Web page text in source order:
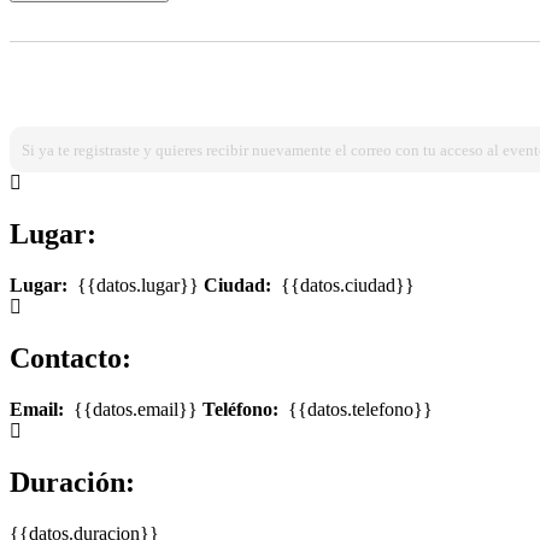
Si ya te registraste y quieres recibir nuevamente el correo con tu acceso al
Lugar:
Lugar: {{datos.lugar}} Ciudad: {{datos.ciudad}}
Contacto:
Email: {{datos.email}} Teléfono: {{datos.telefono}}
Duración:
{{datos.duracion}}